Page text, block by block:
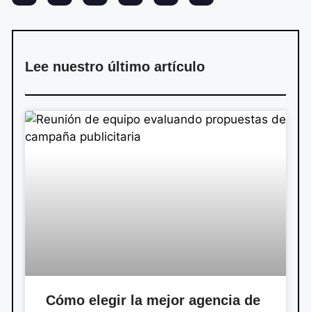
Lee nuestro último artículo
Cómo elegir la mejor agencia de